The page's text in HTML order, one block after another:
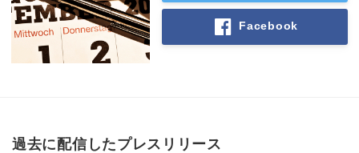
Facebook
過去に配信したプレスリリース